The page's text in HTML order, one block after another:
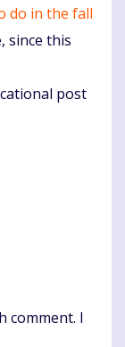
do in the fall
since this
post
comment. I